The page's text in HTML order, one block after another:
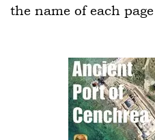
the name of each